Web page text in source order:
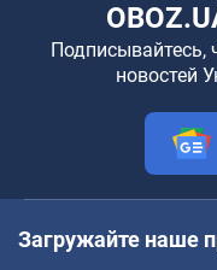
Подписывайтесь,
новостей
Загружайте наше